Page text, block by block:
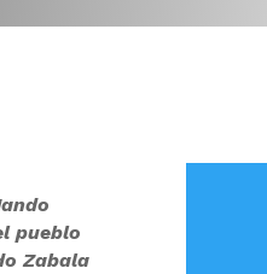
pueblo
Zabala